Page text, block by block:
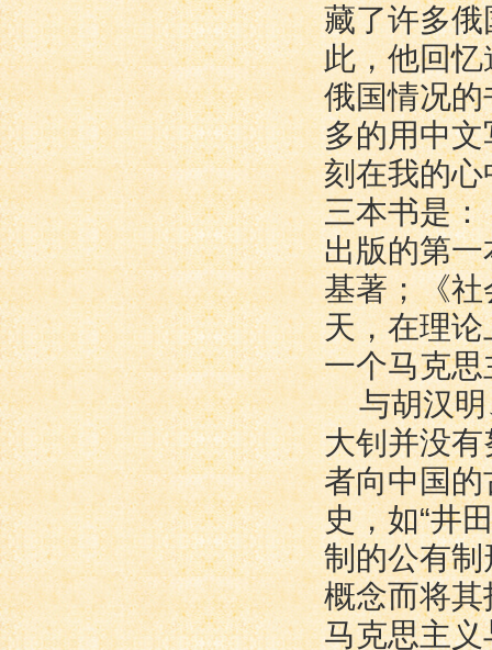
藏了许多
此，他回忆
俄国情况
多的用中
刻在我的
三本书是
出版的第
基著；《
天，在理
一个马克思
与胡汉
大钊并没
者向中国
史，如“井
制的公有
概念而将
马克思主